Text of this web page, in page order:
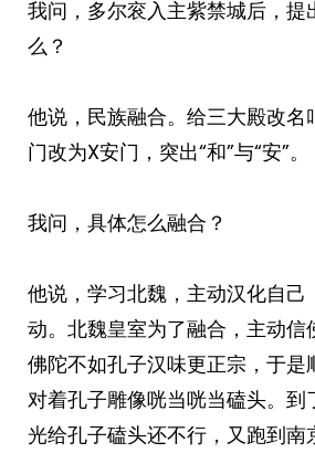
我问，多尔衮入主紫禁城后，提
么？
他说，民族融合。给三大殿改名
门改为X安门，突出“和”与“安”。
我问，具体怎么融合？
他说，学习北魏，主动汉化自己
动。北魏皇室为了融合，主动信
佛陀不如孔子汉味更正宗，于是
对着孔子雕像咣当咣当磕头。到
光给孔子磕头还不行，又跑到南